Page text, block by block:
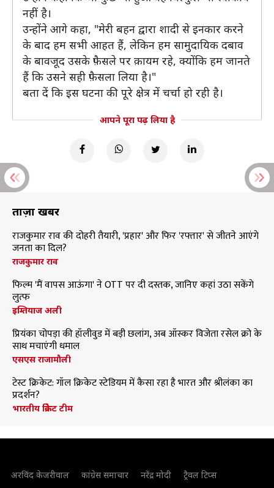
नहीं है।
उन्होंने आगे कहा, "मेरी बहन द्वारा शादी से इनकार करने
के बाद हम सभी आहत हैं, लेकिन हम सामुदायिक दबाव
के बावजूद उसके फ़ैसले पर क़ायम रहे, क्योंकि हम जानते
हैं कि उसने सही फ़ैसला लिया है।"
बता दें कि इस घटना की पूरे क्षेत्र में चर्चा हो रही है।
आपने पूरा पढ़ लिया है
ताज़ा खबरें
राजकुमार राव की दोहरी तैयारी, 'प्रहार' और फिर 'रफ्तार' से जीतने आएंगे
जनता का दिल?
राजकुमार राव
फिल्म 'मैं वापस आऊंगा' ने OTT पर दी दस्तक, जानिए कहां उठा सकेंगे
लुत्फ
इम्तियाज अली
प्रियंका चोपड़ा की हॉलीवुड में बड़ी छलांग, अब ऑस्कर विजेता रसेल क्रो के
साथ मचाएंगी धमाल
एसएस राजामौली
टेस्ट क्रिकेट: गॉल क्रिकेट स्टेडियम में कैसा रहा है भारत और श्रीलंका का
प्रदर्शन?
भारतीय क्रिकेट टीम
अरविंद केजरीवाल कांग्रेस समाचार नरेंद्र मोदी ट्रैवल टिप्स